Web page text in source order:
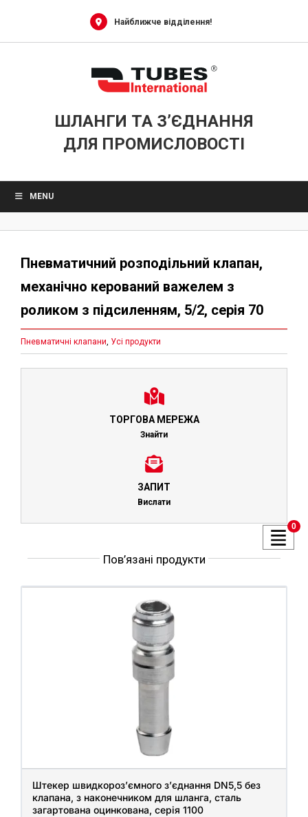
Найближче відділення!
ШЛАНГИ ТА З’ЄДНАННЯ
ДЛЯ ПРОМИСЛОВОСТІ
MENU
Пневматичний розподільний клапан,
механічно керований важелем з
роликом з підсиленням, 5/2, серія 70
Пневматичні клапани, Усі продукти
ТОРГОВА МЕРЕЖА
Знайти
ЗАПИТ
Вислати
Пов’язані продукти
Штекер швидкороз’ємного з’єднання DN5,5 без
клапана, з наконечником для шланга, сталь
загартована оцинкована, серія 1100
0